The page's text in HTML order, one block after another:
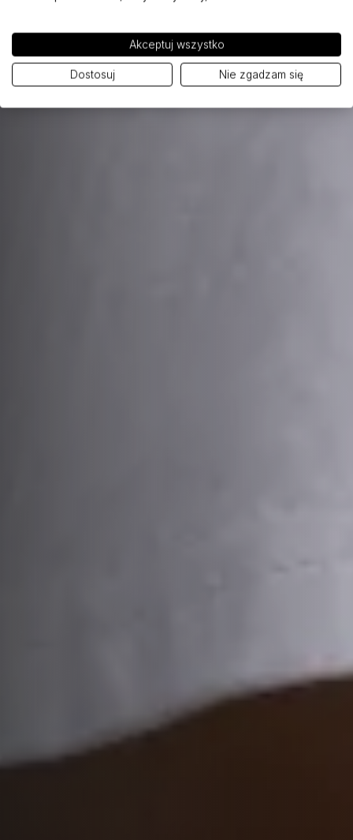
Akceptuj wszystko
Dostosuj Nie zgadzam się